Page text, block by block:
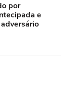
por
e